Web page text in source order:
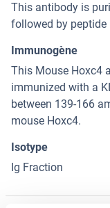
This antibody is
followed by
Immunogène
This Mouse Hoxc4
immunized with a
between 139-166
mouse Hoxc4.
Isotype
Ig Fraction